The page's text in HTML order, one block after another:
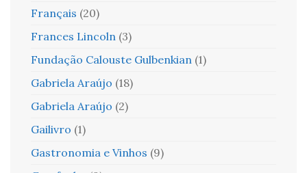
Français (20)
Frances Lincoln (3)
Fundação Calouste Gulbenkian (1)
Gabriela Araújo (18)
Gabriela Araújo (2)
Gailivro (1)
Gastronomia e Vinhos (9)